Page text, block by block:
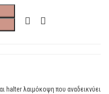
halter λαιμόκοψη που αναδεικνύει